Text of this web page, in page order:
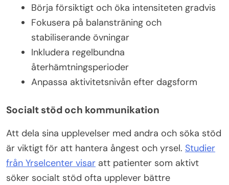
Börja försiktigt och öka intensiteten gradvis
Fokusera på balansträning och
stabiliserande övningar
Inkludera regelbundna
återhämtningsperioder
Anpassa aktivitetsnivån efter dagsform
Socialt stöd och kommunikation
Att dela sina upplevelser med andra och söka stöd
är viktigt för att hantera ångest och yrsel. Studier
från Yrselcenter visar att patienter som aktivt
söker socialt stöd ofta upplever bättre